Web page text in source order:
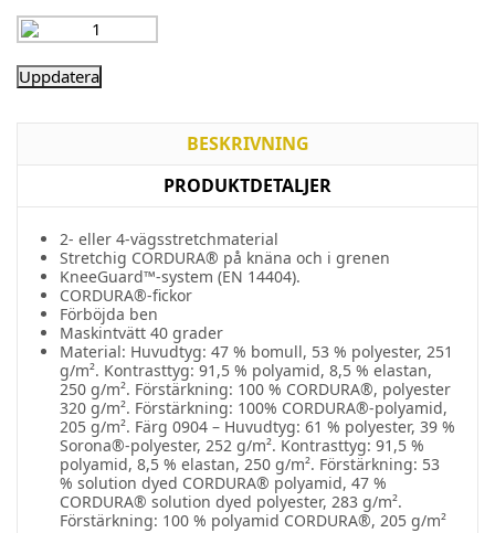
BESKRIVNING
PRODUKTDETALJER
2- eller 4-vägsstretchmaterial
Stretchig CORDURA® på knäna och i grenen
KneeGuard™-system (EN 14404).
CORDURA®-fickor
Förböjda ben
Maskintvätt 40 grader
Material: Huvudtyg: 47 % bomull, 53 % polyester, 251
g/m². Kontrasttyg: 91,5 % polyamid, 8,5 % elastan,
250 g/m². Förstärkning: 100 % CORDURA®, polyester
320 g/m². Förstärkning: 100% CORDURA®-polyamid,
205 g/m². Färg 0904 – Huvudtyg: 61 % polyester, 39 %
Sorona®-polyester, 252 g/m². Kontrasttyg: 91,5 %
polyamid, 8,5 % elastan, 250 g/m². Förstärkning: 53
% solution dyed CORDURA® polyamid, 47 %
CORDURA® solution dyed polyester, 283 g/m².
Förstärkning: 100 % polyamid CORDURA®, 205 g/m²